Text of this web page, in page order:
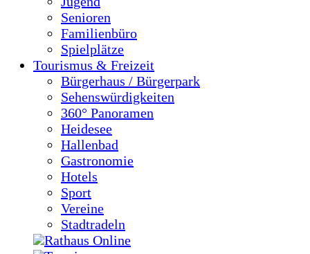
Senioren
Familienbüro
Spielplätze
Tourismus & Freizeit
Bürgerhaus / Bürgerpark
Sehenswürdigkeiten
360° Panoramen
Heidesee
Hallenbad
Gastronomie
Hotels
Sport
Vereine
Stadtradeln
Rathaus Online